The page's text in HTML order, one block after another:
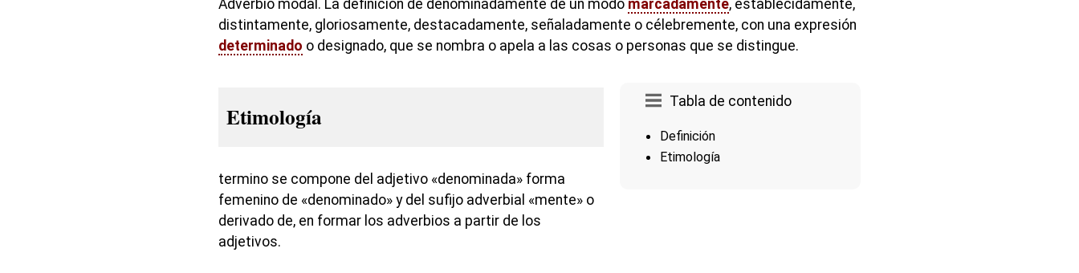
Adverbio modal. La definición de denominadamente de un modo marcadamente, establecidamente,
distintamente, gloriosamente, destacadamente, señaladamente o célebremente, con una expresión
determinado o designado, que se nombra o apela a las cosas o personas que se distingue.
Tabla de contenido
Definición
Etimología
Etimología
termino se compone del adjetivo «denominada» forma
femenino de «denominado» y del sufijo adverbial «mente» o
derivado de, en formar los adverbios a partir de los
adjetivos.